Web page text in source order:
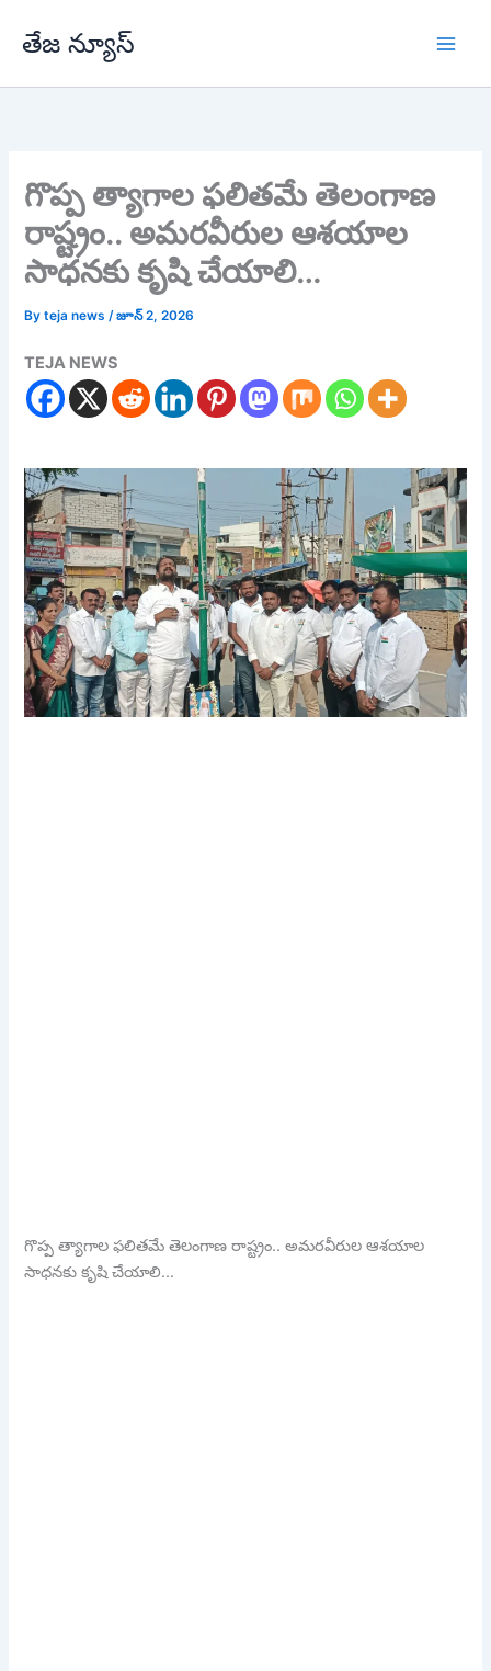
తేజ న్యూస్
గొప్ప త్యాగాల ఫలితమే తెలంగాణ
రాష్ట్రం.. అమరవీరుల ఆశయాల
సాధనకు కృషి చేయాలి…
Byteja news/జూన్ 2, 2026
TEJA NEWS
గొప్ప త్యాగాల ఫలితమే తెలంగాణ రాష్ట్రం.. అమరవీరుల ఆశయాల
సాధనకు కృషి చేయాలి…